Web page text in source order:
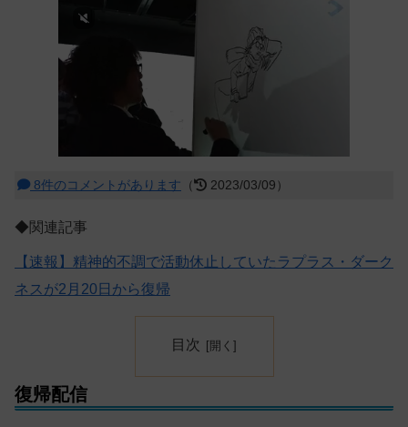
8件のコメントがあります （ 2023/03/09）
◆関連記事
【速報】精神的不調で活動休止していたラプラス・ダーク
ネスが2月20日から復帰
目次
復帰配信